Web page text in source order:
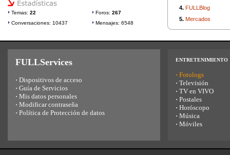
4. FULLBlog
5. Mercados
Temas: 22 Foros: 267
Conversaciones: 10437
Mensajes: 6548
FULLServices
· Dispositivos de acceso
· Guía de Servicios
· Mis datos personales
· Modificar contraseña
· Política de Protección de datos
ENTRETENIMIENTO
· Fotologs
· Televisión
· TV en VIVO
· Postales
· Horóscopo
· Música
· Móviles